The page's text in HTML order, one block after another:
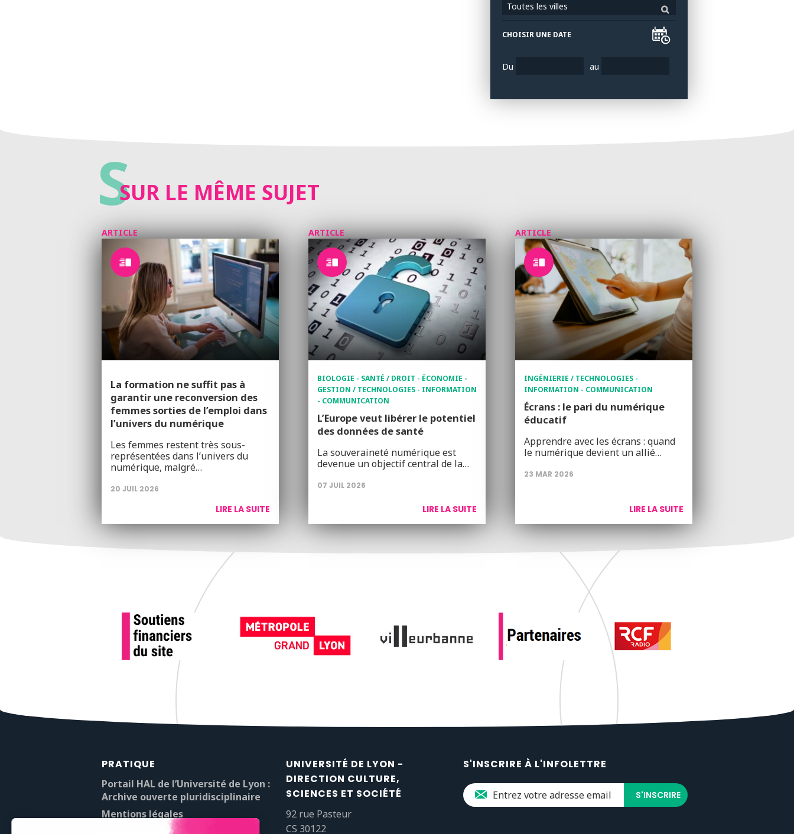
Toutes les villes
CHOISIR UNE DATE
Du au
SSUR LE MÊME SUJET
ARTICLE
La formation ne suffit pas à
garantir une reconversion des
femmes sorties de l’emploi dans
l’univers du numérique
Les femmes restent très sous-
représentées dans l’univers du
numérique, malgré…
20 JUIL 2026
LIRE LA SUITE
ARTICLE
BIOLOGIE - SANTÉ / DROIT - ÉCONOMIE -
GESTION / TECHNOLOGIES - INFORMATION
- COMMUNICATION
L’Europe veut libérer le potentiel
des données de santé
La souveraineté numérique est
devenue un objectif central de la…
07 JUIL 2026
LIRE LA SUITE
ARTICLE
INGÉNIERIE / TECHNOLOGIES -
INFORMATION - COMMUNICATION
Écrans : le pari du numérique
éducatif
Apprendre avec les écrans : quand
le numérique devient un allié…
23 MAR 2026
LIRE LA SUITE
PRATIQUE
Portail HAL de l’Université de Lyon :
Archive ouverte pluridisciplinaire
Mentions légales
À propos de Pop’Sciences
UNIVERSITÉ DE LYON -
DIRECTION CULTURE,
SCIENCES ET SOCIÉTÉ
92 rue Pasteur
CS 30122
S'INSCRIRE À L'INFOLETTRE